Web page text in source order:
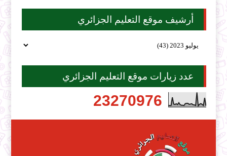
أرشيف موقع التعليم الجزائري
عدد زيارات موقع التعليم الجزائري
23270976